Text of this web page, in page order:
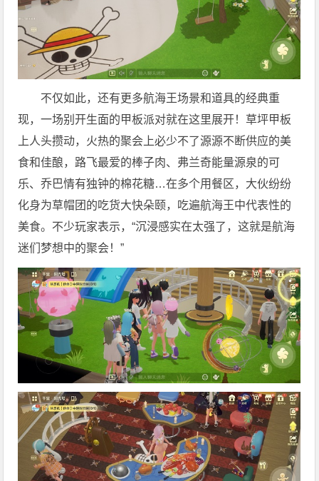
不仅如此，还有更多航海王场景和道具的经典重
现，一场别开生面的甲板派对就在这里展开！草坪甲板
上人头攒动，火热的聚会上必少不了源源不断供应的美
食和佳酿，路飞最爱的棒子肉、弗兰奇能量源泉的可
乐、乔巴情有独钟的棉花糖…在多个用餐区，大伙纷纷
化身为草帽团的吃货大快朵颐，吃遍航海王中代表性的
美食。不少玩家表示，“沉浸感实在太强了，这就是航海
迷们梦想中的聚会！”